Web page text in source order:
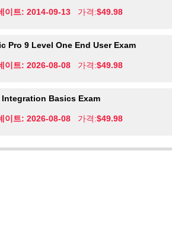
트: 2014-09-13 가격:$49.98
Pro 9 Level One End User Exam
트: 2026-08-08 가격:$49.98
Integration Basics Exam
트: 2026-08-08 가격:$49.98